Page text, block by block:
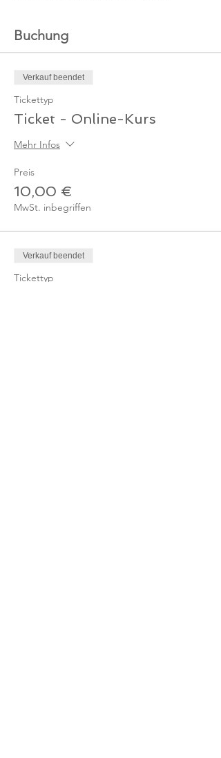
Buchung
Verkauf beendet
Tickettyp
Ticket - Online-Kurs
Mehr Infos
Preis
10,00 €
MwSt. inbegriffen
Verkauf beendet
Tickettyp